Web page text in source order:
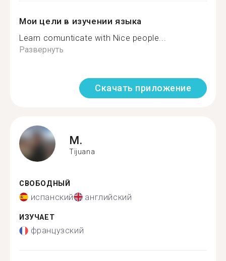
Мои цели в изучении языка
Learn comunticate with Nice people...
Развернуть
Скачать приложение
M.
Tijuana
СВОБОДНЫЙ
испанский английский
ИЗУЧАЕТ
французский